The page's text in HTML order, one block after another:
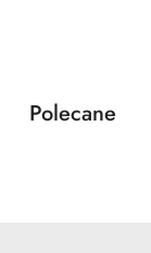
produktów
Produkty
Polecane